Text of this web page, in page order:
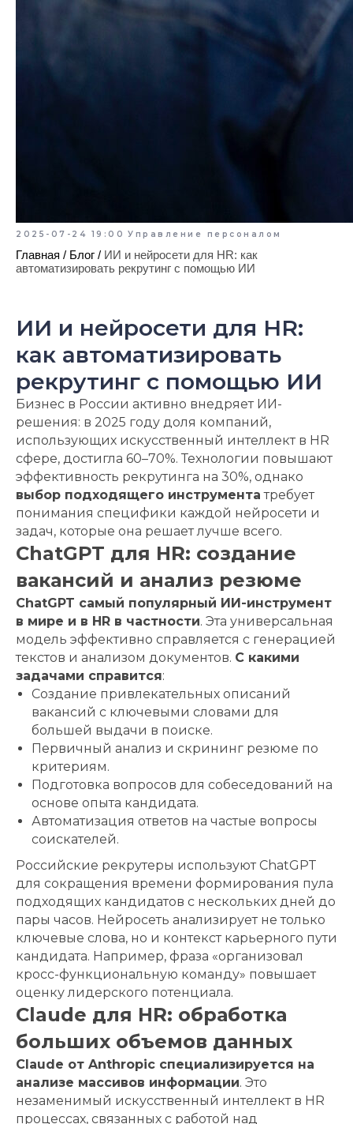
2025-07-24 19:00 Управление персоналом
Главная / Блог / ИИ и нейросети для HR: как
автоматизировать рекрутинг с помощью ИИ
ИИ и нейросети для HR:
как автоматизировать
рекрутинг с помощью ИИ
Бизнес в России активно внедряет ИИ-
решения: в 2025 году доля компаний,
использующих искусственный интеллект в HR
сфере, достигла 60–70%. Технологии повышают
эффективность рекрутинга на 30%, однако
выбор подходящего инструмента требует
понимания специфики каждой нейросети и
задач, которые она решает лучше всего.
ChatGPT для HR: создание
вакансий и анализ резюме
ChatGPT самый популярный ИИ-инструмент
в мире и в HR в частности. Эта универсальная
модель эффективно справляется с генерацией
текстов и анализом документов. С какими
задачами справится:
Создание привлекательных описаний
вакансий с ключевыми словами для
большей выдачи в поиске.
Первичный анализ и скрининг резюме по
критериям.
Подготовка вопросов для собеседований на
основе опыта кандидата.
Автоматизация ответов на частые вопросы
соискателей.
Российские рекрутеры используют ChatGPT
для сокращения времени формирования пула
подходящих кандидатов с нескольких дней до
пары часов. Нейросеть анализирует не только
ключевые слова, но и контекст карьерного пути
кандидата. Например, фраза «организовал
кросс-функциональную команду» повышает
оценку лидерского потенциала.
Claude для HR: обработка
больших объемов данных
Claude от Anthropic специализируется на
анализе массивов информации. Это
незаменимый искусственный интеллект в HR
процессах, связанных с работой над